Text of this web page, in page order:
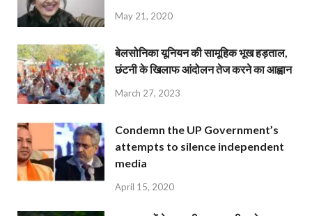
May 21, 2020
बेलसोनिका यूनियन की सामूहिक भूख हड़ताल,
छंटनी के खिलाफ आंदोलन तेज करने का आह्वान
March 27, 2023
Condemn the UP Government’s
attempts to silence independent
media
April 15, 2020